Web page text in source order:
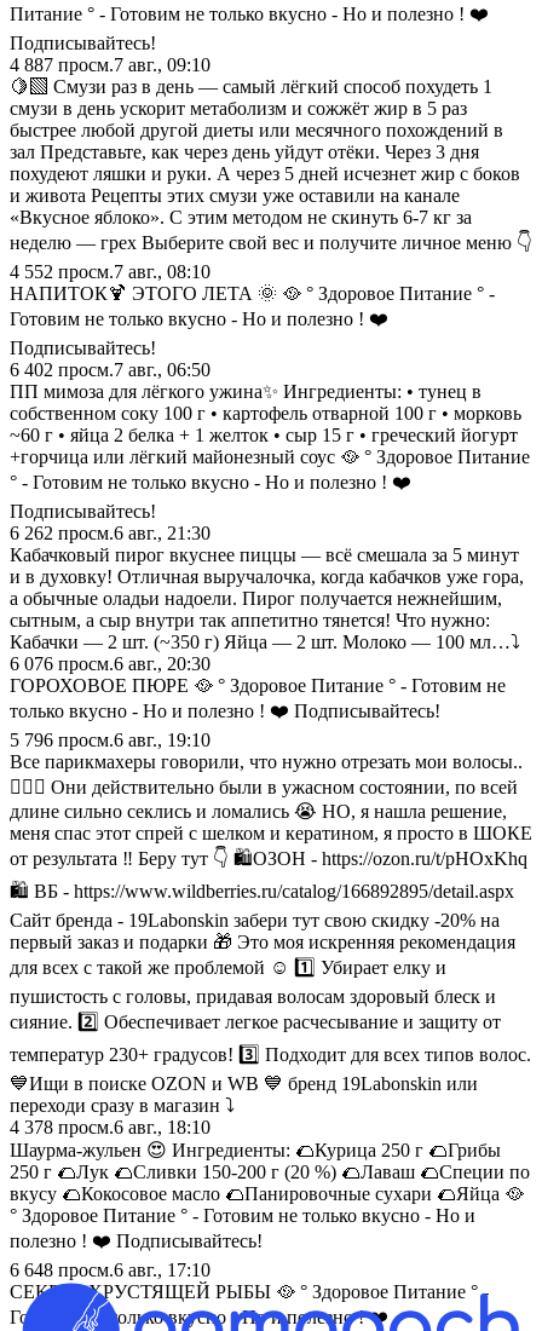
Питание ° - Готовим не только вкусно - Но и полезно ! ❤️
Подписывайтесь!
4 887 просм.7 авг., 09:10
🍋‍🟩 Смузи раз в день — самый лёгкий способ похудеть 1
смузи в день ускорит метаболизм и сожжёт жир в 5 раз
быстрее любой другой диеты или месячного похождений в
зал Представьте, как через день уйдут отёки. Через 3 дня
похудеют ляшки и руки. А через 5 дней исчезнет жир с боков
и живота Рецепты этих смузи уже оставили на канале
«Вкусное яблоко». С этим методом не скинуть 6-7 кг за
неделю — грех Выберите свой вес и получите личное меню 👇
4 552 просм.7 авг., 08:10
НАПИТОК🍹 ЭТОГО ЛЕТА 🌞 🥘 ° Здоровое Питание ° -
Готовим не только вкусно - Но и полезно ! ❤️
Подписывайтесь!
6 402 просм.7 авг., 06:50
ПП мимоза для лёгкого ужина✨ Ингредиенты: • тунец в
собственном соку 100 г • картофель отварной 100 г • морковь
~60 г • яйца 2 белка + 1 желток • сыр 15 г • греческий йогурт
+горчица или лёгкий майонезный соус 🥘 ° Здоровое Питание
° - Готовим не только вкусно - Но и полезно ! ❤️
Подписывайтесь!
6 262 просм.6 авг., 21:30
Кабачковый пирог вкуснее пиццы — всё смешала за 5 минут
и в духовку! Отличная выручалочка, когда кабачков уже гора,
а обычные оладьи надоели. Пирог получается нежнейшим,
сытным, а сыр внутри так аппетитно тянется! Что нужно:
Кабачки — 2 шт. (~350 г) Яйца — 2 шт. Молоко — 100 мл…⤵️
6 076 просм.6 авг., 20:30
ГОРОХОВОЕ ПЮРЕ 🥘 ° Здоровое Питание ° - Готовим не
только вкусно - Но и полезно ! ❤️ Подписывайтесь!
5 796 просм.6 авг., 19:10
Все парикмахеры говорили, что нужно отрезать мои волосы..
💇🏿‍♀️ Они действительно были в ужасном состоянии, по всей
длине сильно секлись и ломались 😭 НО, я нашла решение,
меня спас этот спрей с шелком и кератином, я просто в ШОКЕ
от результата ‼️ Беру тут 👇 🛍️ОЗОН - https://ozon.ru/t/pHOxKhq
🛍️ ВБ - https://www.wildberries.ru/catalog/166892895/detail.aspx
Сайт бренда - 19Labonskin забери тут свою скидку -20% на
первый заказ и подарки 🎁 Это моя искренняя рекомендация
для всех с такой же проблемой ☺️ 1️⃣ Убирает елку и
пушистость с головы, придавая волосам здоровый блеск и
сияние. 2️⃣ Обеспечивает легкое расчесывание и защиту от
температур 230+ градусов! 3️⃣ Подходит для всех типов волос.
💙Ищи в поиске OZON и WB 💙 бренд 19Labonskin или
переходи сразу в магазин ⤵️
4 378 просм.6 авг., 18:10
Шаурма-жульен 😍 Ингредиенты: 🌮Курица 250 г 🌮Грибы
250 г 🌮Лук 🌮Сливки 150-200 г (20 %) 🌮Лаваш 🌮Специи по
вкусу 🌮Кокосовое масло 🌮Панировочные сухари 🌮Яйца 🥘
° Здоровое Питание ° - Готовим не только вкусно - Но и
полезно ! ❤️ Подписывайтесь!
6 648 просм.6 авг., 17:10
СЕКРЕТ ХРУСТЯЩЕЙ РЫБЫ 🥘 ° Здоровое Питание ° -
Готовим не только вкусно - Но и полезно ! ❤️